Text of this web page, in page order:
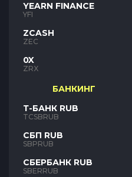
YEARN FINANCE
YFI
ZCASH
ZEC
0X
ZRX
БАНКИНГ
Т-БАНК RUB
TCSBRUB
СБП RUB
SBPRUB
СБЕРБАНК RUB
SBERRUB